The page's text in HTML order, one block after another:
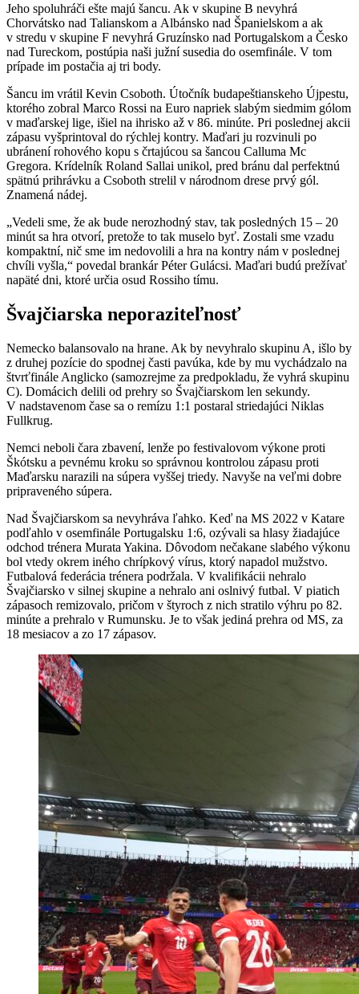
Jeho spoluhráči ešte majú šancu. Ak v skupine B nevyhrá
Chorvátsko nad Talianskom a Albánsko nad Španielskom a ak
v stredu v skupine F nevyhrá Gruzínsko nad Portugalskom a Česko
nad Tureckom, postúpia naši južní susedia do osemfinále. V tom
prípade im postačia aj tri body.
Šancu im vrátil Kevin Csoboth. Útočník budapeštianskeho Újpestu,
ktorého zobral Marco Rossi na Euro napriek slabým siedmim gólom
v maďarskej lige, išiel na ihrisko až v 86. minúte. Pri poslednej akcii
zápasu vyšprintoval do rýchlej kontry. Maďari ju rozvinuli po
ubránení rohového kopu s črtajúcou sa šancou Calluma Mc
Gregora. Krídelník Roland Sallai unikol, pred bránu dal perfektnú
spätnú prihrávku a Csoboth strelil v národnom drese prvý gól.
Znamená nádej.
„Vedeli sme, že ak bude nerozhodný stav, tak posledných 15 – 20
minút sa hra otvorí, pretože to tak muselo byť. Zostali sme vzadu
kompaktní, nič sme im nedovolili a hra na kontry nám v poslednej
chvíli vyšla,“ povedal brankár Péter Gulácsi. Maďari budú prežívať
napäté dni, ktoré určia osud Rossiho tímu.
Švajčiarska neporaziteľnosť
Nemecko balansovalo na hrane. Ak by nevyhralo skupinu A, išlo by
z druhej pozície do spodnej časti pavúka, kde by mu vychádzalo na
štvrťfinále Anglicko (samozrejme za predpokladu, že vyhrá skupinu
C). Domácich delili od prehry so Švajčiarskom len sekundy.
V nadstavenom čase sa o remízu 1:1 postaral striedajúci Niklas
Fullkrug.
Nemci neboli čara zbavení, lenže po festivalovom výkone proti
Škótsku a pevnému kroku so správnou kontrolou zápasu proti
Maďarsku narazili na súpera vyššej triedy. Navyše na veľmi dobre
pripraveného súpera.
Nad Švajčiarskom sa nevyhráva ľahko. Keď na MS 2022 v Katare
podľahlo v osemfinále Portugalsku 1:6, ozývali sa hlasy žiadajúce
odchod trénera Murata Yakina. Dôvodom nečakane slabého výkonu
bol vtedy okrem iného chrípkový vírus, ktorý napadol mužstvo.
Futbalová federácia trénera podržala. V kvalifikácii nehralo
Švajčiarsko v silnej skupine a nehralo ani oslnivý futbal. V piatich
zápasoch remizovalo, pričom v štyroch z nich stratilo výhru po 82.
minúte a prehralo v Rumunsku. Je to však jediná prehra od MS, za
18 mesiacov a zo 17 zápasov.